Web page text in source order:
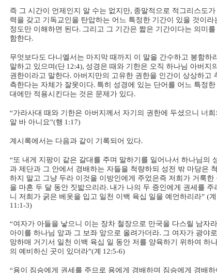
즉 그 시간이 언제인지 알 수는 없지만, 종말적으로 적그리스도가
력을 갖고 기독교인을 탄압하는 어느 특정한 기간이 있을 것이라
정도만 이해하면 된다. 그리고 그 기간은 짧은 기간이다는 의미를
함한다.
무엇보다도 다니엘서는 마지막 때까지 이 말을 간수하고 봉함하
말하고 있으며(단 12:4), 성경은 때와 기한은 오직 하나님 아버지
권한이라고 말한다. 아버지만의 고유한 권한을 인간이 상상하고
측한다는 자체가 잘못이다. 특히 성경에 있는 단어를 어느 특정한
대에만 적용시킨다는 것은 문제가 있다.
“가라사대 때와 기한은 아버지께서 자기의 권한에 두셨으니 너희
알 바 아니요”(행 1:17)
계시록에서는 다음과 같이 기록되어 있다.
“또 내게 지팡이 같은 갈대를 주며 말하기를 일어나서 하나님의
과 제단과 그 안에서 경배하는 자들을 척량하되 성전 밖 마당은
하지 말고 그냥 두라 이것을 이방인에게 주었은즉 저희가 거룩한
을 마흔 두 달 동안 짓밟으리라. 내가 나의 두 증인에게 권세를 주
니 저희가 굵은 베옷을 입고 일천 이백 육십 일을 예언하리라” (계
11:1-3)
“여자가 아들을 낳으니 이는 장차 철장으로 만국을 다스릴 남자
아이를 하나님 앞과 그 보좌 앞으로 올려가더라. 그 여자가 광야
망하매 거기서 일천 이백 육십 일 동안 저를 양육하기 위하여 하
의 예비하신 곳이 있더라”(계 12:5-6)
“용이 짐승에게 권세를 주므로 용에게 경배하며 짐승에게 경배하